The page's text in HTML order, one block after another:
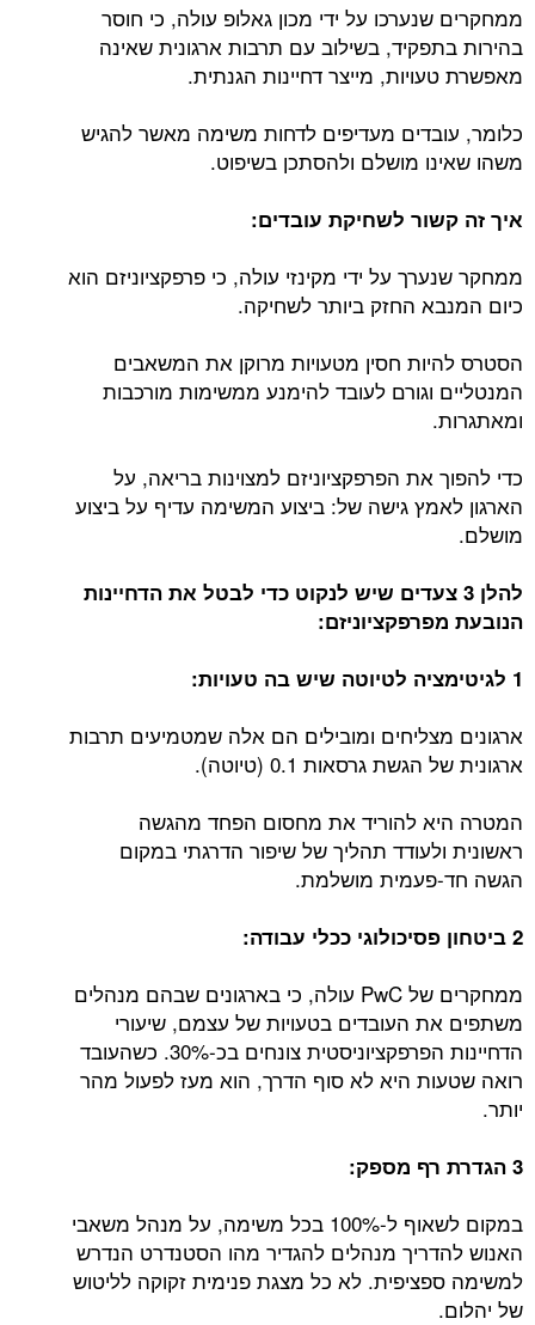
ממחקרים שנערכו על ידי מכון גאלופ עולה, כי חוסר
בהירות בתפקיד, בשילוב עם תרבות ארגונית שאינה
מאפשרת טעויות, מייצר דחיינות הגנתית.
כלומר, עובדים מעדיפים לדחות משימה מאשר להגיש
משהו שאינו מושלם ולהסתכן בשיפוט.
איך זה קשור לשחיקת עובדים:
ממחקר שנערך על ידי מקינזי עולה, כי פרפקציוניזם הוא
כיום המנבא החזק ביותר לשחיקה.
הסטרס להיות חסין מטעויות מרוקן את המשאבים
המנטליים וגורם לעובד להימנע ממשימות מורכבות
ומאתגרות.
כדי להפוך את הפרפקציוניזם למצוינות בריאה, על
הארגון לאמץ גישה של: ביצוע המשימה עדיף על ביצוע
מושלם.
להלן 3 צעדים שיש לנקוט כדי לבטל את הדחיינות
הנובעת מפרפקציוניזם:
1 לגיטימציה לטיוטה שיש בה טעויות:
ארגונים מצליחים ומובילים הם אלה שמטמיעים תרבות
ארגונית של הגשת גרסאות 0.1 (טיוטה).
המטרה היא להוריד את מחסום הפחד מהגשה
ראשונית ולעודד תהליך של שיפור הדרגתי במקום
הגשה חד-פעמית מושלמת.
2 ביטחון פסיכולוגי ככלי עבודה:
ממחקרים של PwC עולה, כי בארגונים שבהם מנהלים
משתפים את העובדים בטעויות של עצמם, שיעורי
הדחיינות הפרפקציוניסטית צונחים בכ-30%. כשהעובד
רואה שטעות היא לא סוף הדרך, הוא מעז לפעול מהר
יותר.
3 הגדרת רף מספק:
במקום לשאוף ל-100% בכל משימה, על מנהל משאבי
האנוש להדריך מנהלים להגדיר מהו הסטנדרט הנדרש
למשימה ספציפית. לא כל מצגת פנימית זקוקה לליטוש
של יהלום.